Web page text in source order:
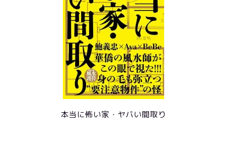
本当に怖い家・ヤバい間取り